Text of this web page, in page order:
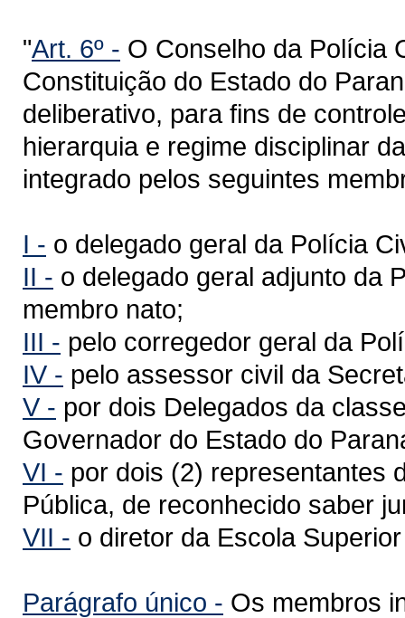
"Art. 6º - O Conselho da Polícia
Constituição do Estado do
deliberativo, para fins de
hierarquia e regime disciplinar
integrado pelos seguintes
I - o delegado geral da Polícia
II - o delegado geral adjunto da
membro nato;
III - pelo corregedor geral da
IV - pelo assessor civil da
V - por dois Delegados da
Governador do Estado do
VI - por dois (2) representantes
Pública, de reconhecido saber
VII - o diretor da Escola
Parágrafo único - Os membros